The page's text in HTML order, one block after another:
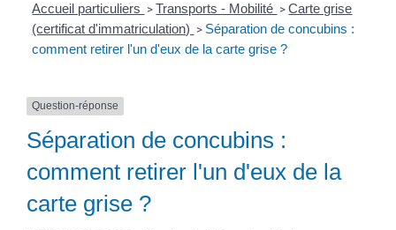
Accueil particuliers > Transports - Mobilité > Carte grise
(certificat d'immatriculation) > Séparation de concubins :
comment retirer l'un d'eux de la carte grise ?
Question-réponse
Séparation de concubins :
comment retirer l'un d'eux de la
carte grise ?